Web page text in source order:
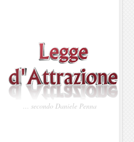
… secondo Daniele Penna